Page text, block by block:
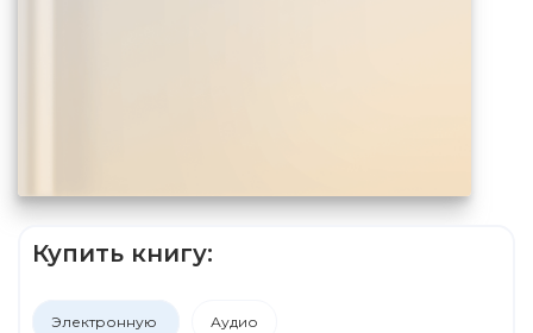
Купить книгу:
Электронную Аудио